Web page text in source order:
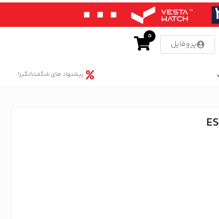
پروفایل
0
پیشنهاد های شگفت‌انگیز!